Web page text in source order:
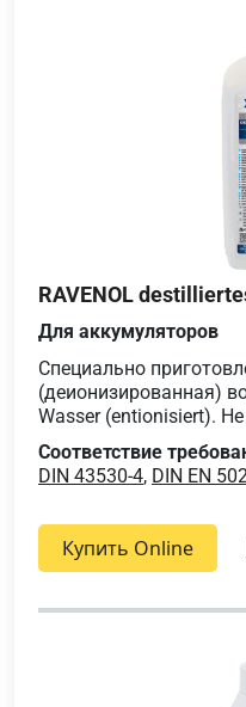
RAVENOL
Для аккумуляторов
Специально
(деионизированная)
Wasser (entionisiert).
Соответствие
DIN 43530-4, DIN EN
Купить Online